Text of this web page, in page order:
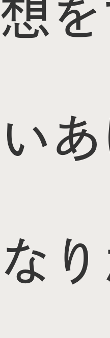
想を
い
な